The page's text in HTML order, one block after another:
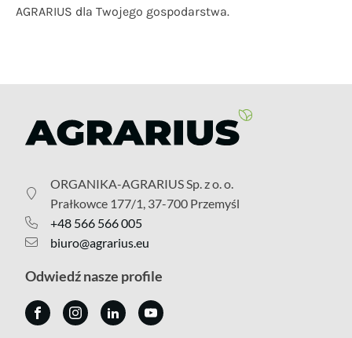
AGRARIUS dla Twojego gospodarstwa.
ORGANIKA-AGRARIUS Sp. z o. o.
Prałkowce 177/1, 37-700 Przemyśl
+48 566 566 005
biuro@agrarius.eu
Odwiedź nasze profile